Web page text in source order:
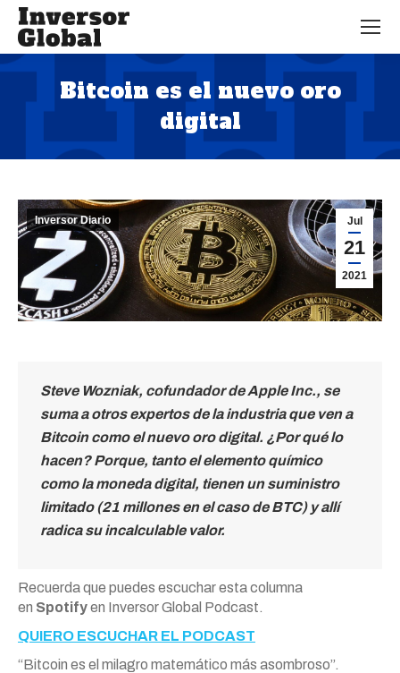
Bitcoin es el nuevo oro
digital
Estás aquí:
Jul
21
2021
Inversor Diario
Steve Wozniak, cofundador de Apple Inc., se
suma a otros expertos de la industria que ven a
Bitcoin como el nuevo oro digital. ¿Por qué lo
hacen? Porque, tanto el elemento químico
como la moneda digital, tienen un suministro
limitado (21 millones en el caso de BTC) y allí
radica su incalculable valor.
Recuerda que puedes escuchar esta columna
en Spotifyen Inversor Global Podcast.
QUIERO ESCUCHAR EL PODCAST
“Bitcoin es el milagro matemático más asombroso”.